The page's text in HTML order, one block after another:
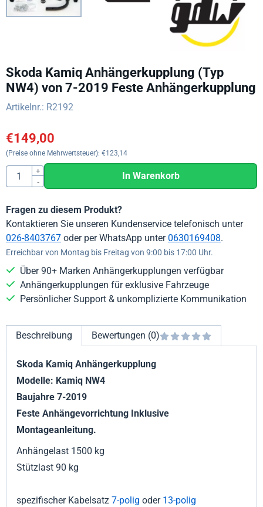
Skoda Kamiq Anhängerkupplung (Typ
NW4) von 7-2019 Feste Anhängerkupplung
Artikelnr.: R2192
€149,00
(Preise ohne Mehrwertsteuer): €123,14
Anzahl
+
-
In Warenkorb
Fragen zu diesem Produkt?
Kontaktieren Sie unseren Kundenservice telefonisch unter
026-8403767 oder per WhatsApp unter0630169408.
Erreichbar von Montag bis Freitag von 9:00 bis 17:00 Uhr.
Über 90+ Marken Anhängerkupplungen verfügbar
Anhängerkupplungen für exklusive Fahrzeuge
Persönlicher Support & unkomplizierte Kommunikation
Beschreibung Bewertungen (0)
Skoda Kamiq Anhängerkupplung
Modelle: Kamiq NW4
Baujahre 7-2019
Feste Anhängevorrichtung Inklusive
Montageanleitung.
Anhängelast 1500 kg
Stützlast 90 kg
spezifischer Kabelsatz7-polig oder 13-polig